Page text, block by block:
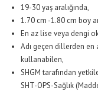
19-30 yaş aralığında,
1.70 cm -1.80 cm boy
En az lise veya dengi
Adı geçen dillerden
kullanabilen,
SHGM tarafından
SHT-OPS-Sağlık